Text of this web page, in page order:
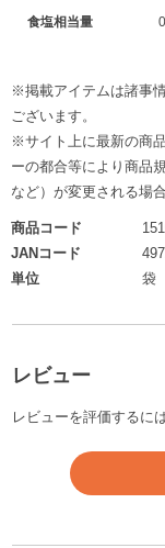
商品コード
JANコード
単位
袋
食塩相当量
※掲載アイテムは諸事
ございます。
※サイト上に最新の商
ーの都合等により商品
など）が変更される場
レビュー
レビューを評価するに